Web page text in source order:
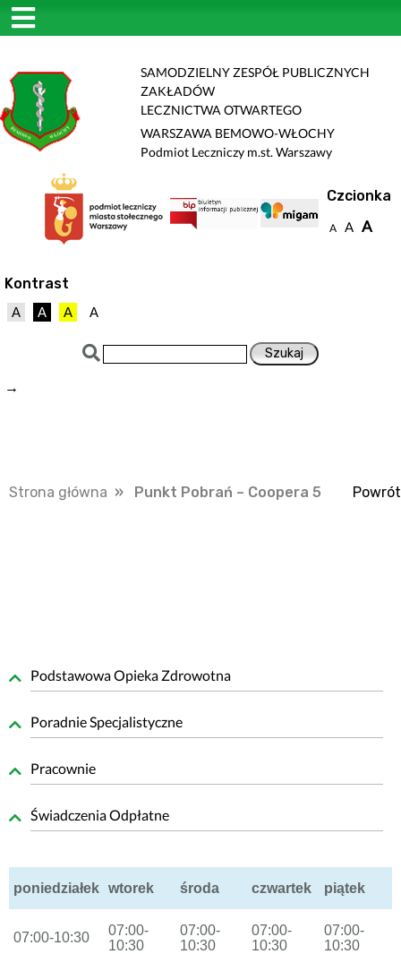
SAMODZIELNY ZESPÓŁ PUBLICZNYCH
ZAKŁADÓW
LECZNICTWA OTWARTEGO
WARSZAWA BEMOWO-WŁOCHY
Podmiot Leczniczy m.st. Warszawy
Czcionka
A A A
Kontrast
A A A A
→
Strona główna » Punkt Pobrań – Coopera 5 Powrót
Podstawowa Opieka Zdrowotna
Poradnie Specjalistyczne
Pracownie
Świadczenia Odpłatne
poniedziałek wtorek środa czwartek piątek
07:00-10:30
07:00-
10:30
07:00-
10:30
07:00-
10:30
07:00-
10:30